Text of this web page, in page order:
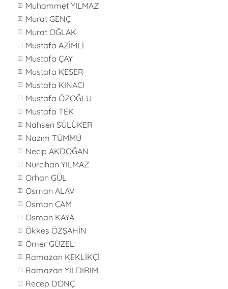
Muhammet YILMAZ
Murat GENÇ
Murat OĞLAK
Mustafa AZİMLİ
Mustafa ÇAY
Mustafa KESER
Mustafa KINACI
Mustafa ÖZOĞLU
Mustafa TEK
Nahsen SÜLÜKER
Nazım TÜMMÜ
Necip AKDOĞAN
Nurcihan YILMAZ
Orhan GÜL
Osman ALAV
Osman ÇAM
Osman KAYA
Ökkeş ÖZŞAHİN
Ömer GÜZEL
Ramazan KEKLİKÇİ
Ramazan YILDIRIM
Recep DONÇ